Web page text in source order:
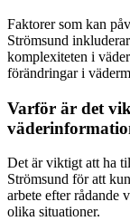
Faktorer som kan
Strömsund
komplexiteten i
förändringar i
Varför är det
Det är viktigt att ha
Strömsund för att
arbete efter rådande
olika situationer.